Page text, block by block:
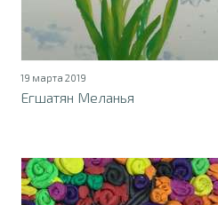
19 марта 2019
Егшатян Меланья